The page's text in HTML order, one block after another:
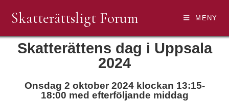
Skatterättsligt Forum MENY
Skatterättens dag i Uppsala
2024
Onsdag 2 oktober 2024 klockan 13:15-
18:00 med efterföljande middag